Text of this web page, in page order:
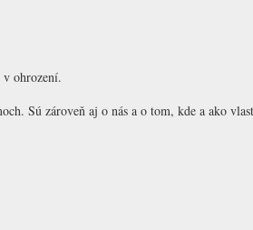
ohrození.
Sú zároveň aj o nás a o tom, kde a ako